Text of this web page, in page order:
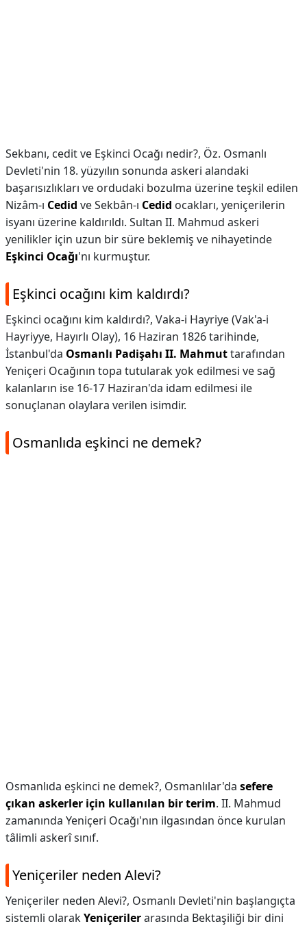
Sekbanı, cedit ve Eşkinci Ocağı nedir?, Öz. Osmanlı
Devleti'nin 18. yüzyılın sonunda askeri alandaki
başarısızlıkları ve ordudaki bozulma üzerine teşkil edilen
Nizâm-ı Cedid ve Sekbân-ı Cedid ocakları, yeniçerilerin
isyanı üzerine kaldırıldı. Sultan II. Mahmud askeri
yenilikler için uzun bir süre beklemiş ve nihayetinde
Eşkinci Ocağı'nı kurmuştur.
Eşkinci ocağını kim kaldırdı?
Eşkinci ocağını kim kaldırdı?, Vaka-i Hayriye (Vak'a-i
Hayriyye, Hayırlı Olay), 16 Haziran 1826 tarihinde,
İstanbul'da Osmanlı Padişahı II. Mahmuttarafından
Yeniçeri Ocağının topa tutularak yok edilmesi ve sağ
kalanların ise 16-17 Haziran'da idam edilmesi ile
sonuçlanan olaylara verilen isimdir.
Osmanlıda eşkinci ne demek?
Osmanlıda eşkinci ne demek?, Osmanlılar'da sefere
çıkan askerler için kullanılan bir terim. II. Mahmud
zamanında Yeniçeri Ocağı'nın ilgasından önce kurulan
tâlimli askerî sınıf.
Yeniçeriler neden Alevi?
Yeniçeriler neden Alevi?, Osmanlı Devleti'nin başlangıçta
sistemli olarakYeniçerilerarasında Bektaşiliği bir dini